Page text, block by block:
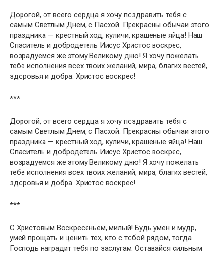
Дорогой, от всего сердца я хочу поздравить тебя с
самым Светлым Днем, с Пасхой. Прекрасны обычаи этого
праздника — крестный ход, куличи, крашеные яйца! Наш
Спаситель и добродетель Иисус Христос воскрес,
возрадуемся же этому Великому дню! Я хочу пожелать
тебе исполнения всех твоих желаний, мира, благих вестей,
здоровья и добра. Христос воскрес!
***
Дорогой, от всего сердца я хочу поздравить тебя с
самым Светлым Днем, с Пасхой. Прекрасны обычаи этого
праздника — крестный ход, куличи, крашеные яйца! Наш
Спаситель и добродетель Иисус Христос воскрес,
возрадуемся же этому Великому дню! Я хочу пожелать
тебе исполнения всех твоих желаний, мира, благих вестей,
здоровья и добра. Христос воскрес!
***
С Христовым Воскресеньем, милый! Будь умен и мудр,
умей прощать и ценить тех, кто с тобой рядом, тогда
Господь наградит тебя по заслугам. Оставайся сильным